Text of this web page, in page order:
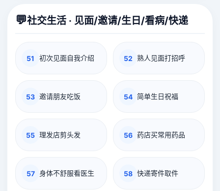
💬社交生活 · 见面/邀请/生日/看病/快递
51 初次见面自我介绍 52 熟人见面打招呼
53 邀请朋友吃饭 54 简单生日祝福
55 理发店剪头发 56 药店买常用药品
57 身体不舒服看医生 58 快递寄件取件